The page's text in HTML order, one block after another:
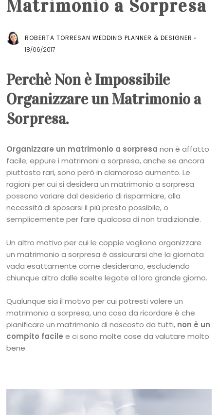
Matrimonio a Sorpresa
ROBERTA TORRESAN WEDDING PLANNER & DESIGNER
18/06/2017
Perchè Non è Impossibile
Organizzare un Matrimonio a
Sorpresa.
Organizzare un matrimonio a sorpresa non è affatto
facile; eppure i matrimoni a sorpresa, anche se ancora
piuttosto rari, sono però in clamoroso aumento. Le
ragioni per cui si desidera un matrimonio a sorpresa
possono variare dal desiderio di risparmiare, alla
necessità di sposarsi il più presto possibile, o
semplicemente per fare qualcosa di non tradizionale.
Un altro motivo per cui le coppie vogliono organizzare
un matrimonio a sorpresa è assicurarsi che la giornata
vada esattamente come desiderano, escludendo
chiunque altro dalle scelte legate al loro grande giorno.
Qualunque sia il motivo per cui potresti volere un
matrimonio a sorpresa, una cosa da ricordare è che
pianificare un matrimonio di nascosto da tutti, non è un
compito facile e ci sono molte cose da valutare molto
bene.